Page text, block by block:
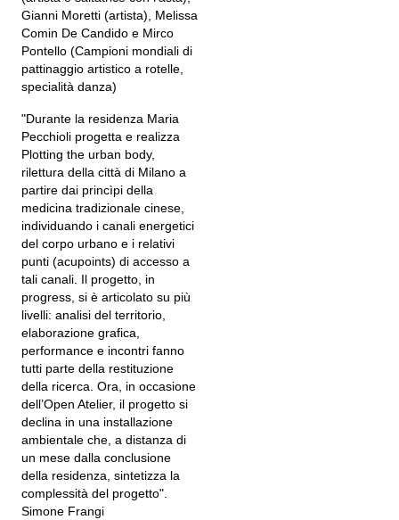
Gianni Moretti (artista), Melissa
Comin De Candido e Mirco
Pontello (Campioni mondiali di
pattinaggio artistico a rotelle,
specialità danza)
"Durante la residenza Maria
Pecchioli progetta e realizza
Plotting the urban body,
rilettura della città di Milano a
partire dai princìpi della
medicina tradizionale cinese,
individuando i canali energetici
del corpo urbano e i relativi
punti (acupoints) di accesso a
tali canali. Il progetto, in
progress, si è articolato su più
livelli: analisi del territorio,
elaborazione grafica,
performance e incontri fanno
tutti parte della restituzione
della ricerca. Ora, in occasione
dell’Open Atelier, il progetto si
declina in una installazione
ambientale che, a distanza di
un mese dalla conclusione
della residenza, sintetizza la
complessità del progetto".
Simone Frangi